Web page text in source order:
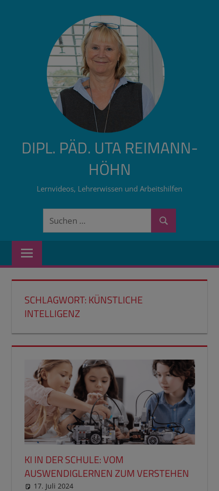
DIPL. PÄD. UTA REIMANN-
HÖHN
Lernvideos, Lehrerwissen und Arbeitshilfen
Suchen
Suchen
SCHLAGWORT:KÜNSTLICHE
INTELLIGENZ
KI IN DER SCHULE: VOM
AUSWENDIGLERNEN ZUM VERSTEHEN
17. Juli 2024